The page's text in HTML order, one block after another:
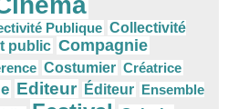
Publique Collectivité
public Compagnie
Costumier Créatrice
Editeur Éditeur Ensemble